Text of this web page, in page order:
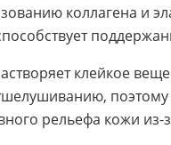
коллагена и
клейкое
рельефа кожи из-